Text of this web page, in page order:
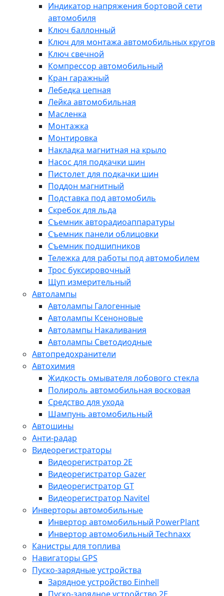
Индикатор напряжения бортовой сети
автомобиля
Ключ баллонный
Ключ для монтажа автомобильных кругов
Ключ свечной
Компрессор автомобильный
Кран гаражный
Лебедка цепная
Лейка автомобильная
Масленка
Монтажка
Монтировка
Накладка магнитная на крыло
Насос для подкачки шин
Пистолет для подкачки шин
Поддон магнитный
Подставка под автомобиль
Скребок для льда
Съемник авторадиоаппаратуры
Съемник панели облицовки
Съемник подшипников
Тележка для работы под автомобилем
Трос буксировочный
Щуп измерительный
Автолампы
Автолампы Галогенные
Автолампы Ксеноновые
Автолампы Накаливания
Автолампы Светодиодные
Автопредохранители
Автохимия
Жидкость омывателя лобового стекла
Полироль автомобильная восковая
Средство для ухода
Шампунь автомобильный
Автошины
Анти-радар
Видеорегистраторы
Видеорегистратор 2E
Видеорегистратор Gazer
Видеорегистратор GT
Видеорегистратор Navitel
Инверторы автомобильные
Инвертор автомобильный PowerPlant
Инвертор автомобильный Technaxx
Канистры для топлива
Навигаторы GPS
Пуско-зарядные устройства
Зарядное устройство Einhell